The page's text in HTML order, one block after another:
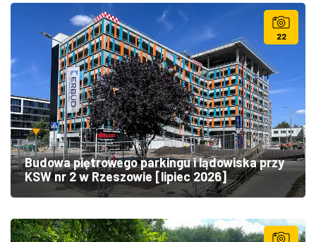
22
Budowa piętrowego parkingu i lądowiska przy
KSW nr 2 w Rzeszowie [lipiec 2026]